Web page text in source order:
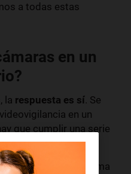
a todas estas
en un
la respuesta es sí. Se
en un
que cumplir una serie
una cámara de forma